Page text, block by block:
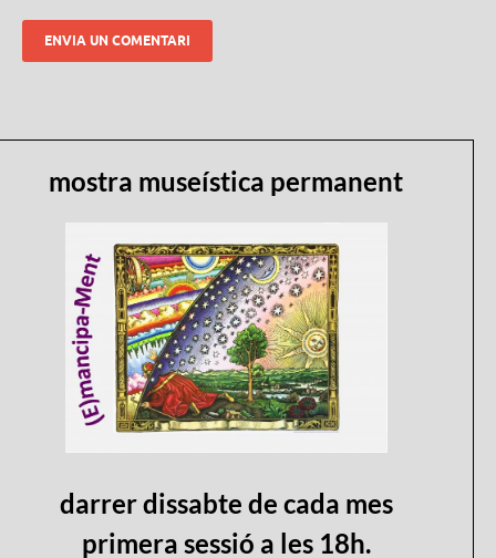
mostra museística permanent
darrer dissabte de cada mes
primera sessió a les 18h.